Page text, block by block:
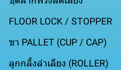
FLOOR LOCK / STOPPER
ขา PALLET (CUP / CAP)
ลูกกลิ้งลำเลียง (ROLLER)